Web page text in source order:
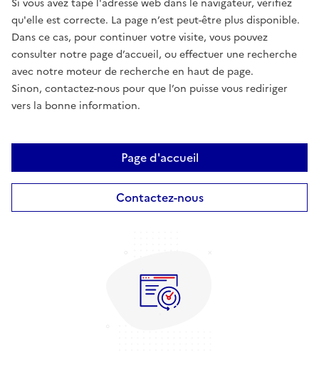
Si vous avez tapé l'adresse web dans le navigateur, vérifiez
qu'elle est correcte. La page n’est peut-être plus disponible.
Dans ce cas, pour continuer votre visite, vous pouvez
consulter notre page d’accueil, ou effectuer une recherche
avec notre moteur de recherche en haut de page.
Sinon, contactez-nous pour que l’on puisse vous rediriger
vers la bonne information.
Page d'accueil
Contactez-nous